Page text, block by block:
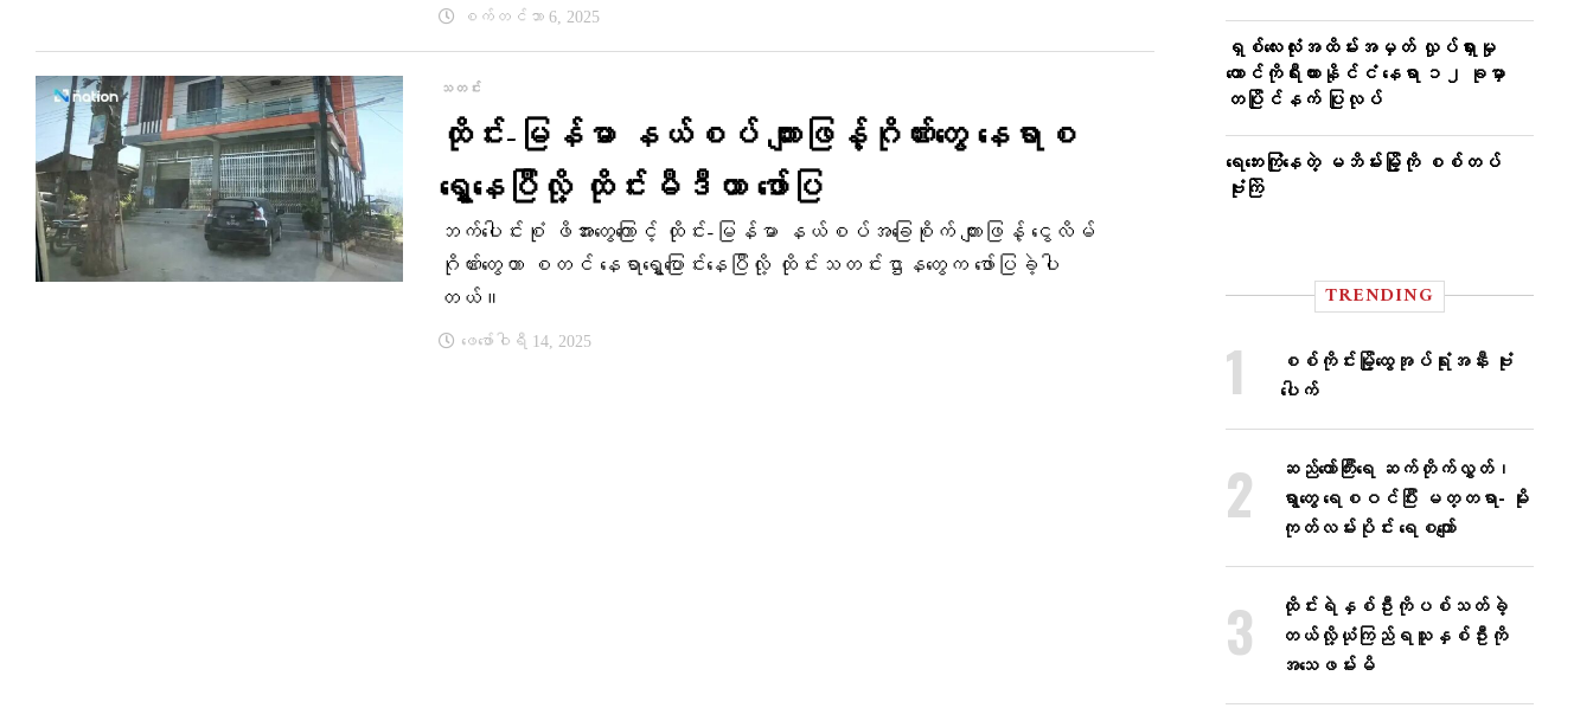
စက်တင်ဘာ 6, 2025
သတင်း
ထိုင်း-မြန်မာ နယ်စပ် ကျားဖြန့်ဂိုဏ်းတွေ နေရာစ
ရွှေ့နေပြီလို့ ထိုင်းမီဒီယာ ဖော်ပြ
ဘက်ပေါင်းစုံ ဖိအားတွေကြောင့် ထိုင်း-မြန်မာ နယ်စပ်အခြေစိုက် ကျားဖြန့် ငွေလိမ်
ဂိုဏ်းတွေဟာ စတင် နေရာရွှေ့ပြောင်းနေပြီလို့ ထိုင်းသတင်းဌာနတွေက ဖော်ပြခဲ့ပါ
တယ်။
ဖေ‌ဖော်ဝါရီ 14, 2025
ရှစ်လေးလုံးအထိမ်းအမှတ် လှုပ်ရှားမှု
တောင်ကိုရီးယားနိုင်ငံ နေရာ ၁၂ ခုမှာ
တပြိုင်နက် ပြုလုပ်
ရေဘေးကြုံနေတဲ့ မဘိမ်းမြို့ကို စစ်တပ်
ဗုံးကြဲ
TRENDING
စစ်ကိုင်းမြို့ထွေအုပ်ရုံးအနီး ဗုံး
ပေါက်
ဆည်တော်ကြီးရေ ဆက်တိုက်လွှတ်၊
ရွာတွေ ရေစဝင်ပြီး မတ္တရာ- မိုး
ကုတ်လမ်းပိုင်း ရေစကျော်
ထိုင်းရဲနှစ်ဦးကိုပစ်သတ်ခဲ့
တယ်လို့ယုံကြည်ရသူနှစ်ဦးကို
အသေဖမ်းမိ